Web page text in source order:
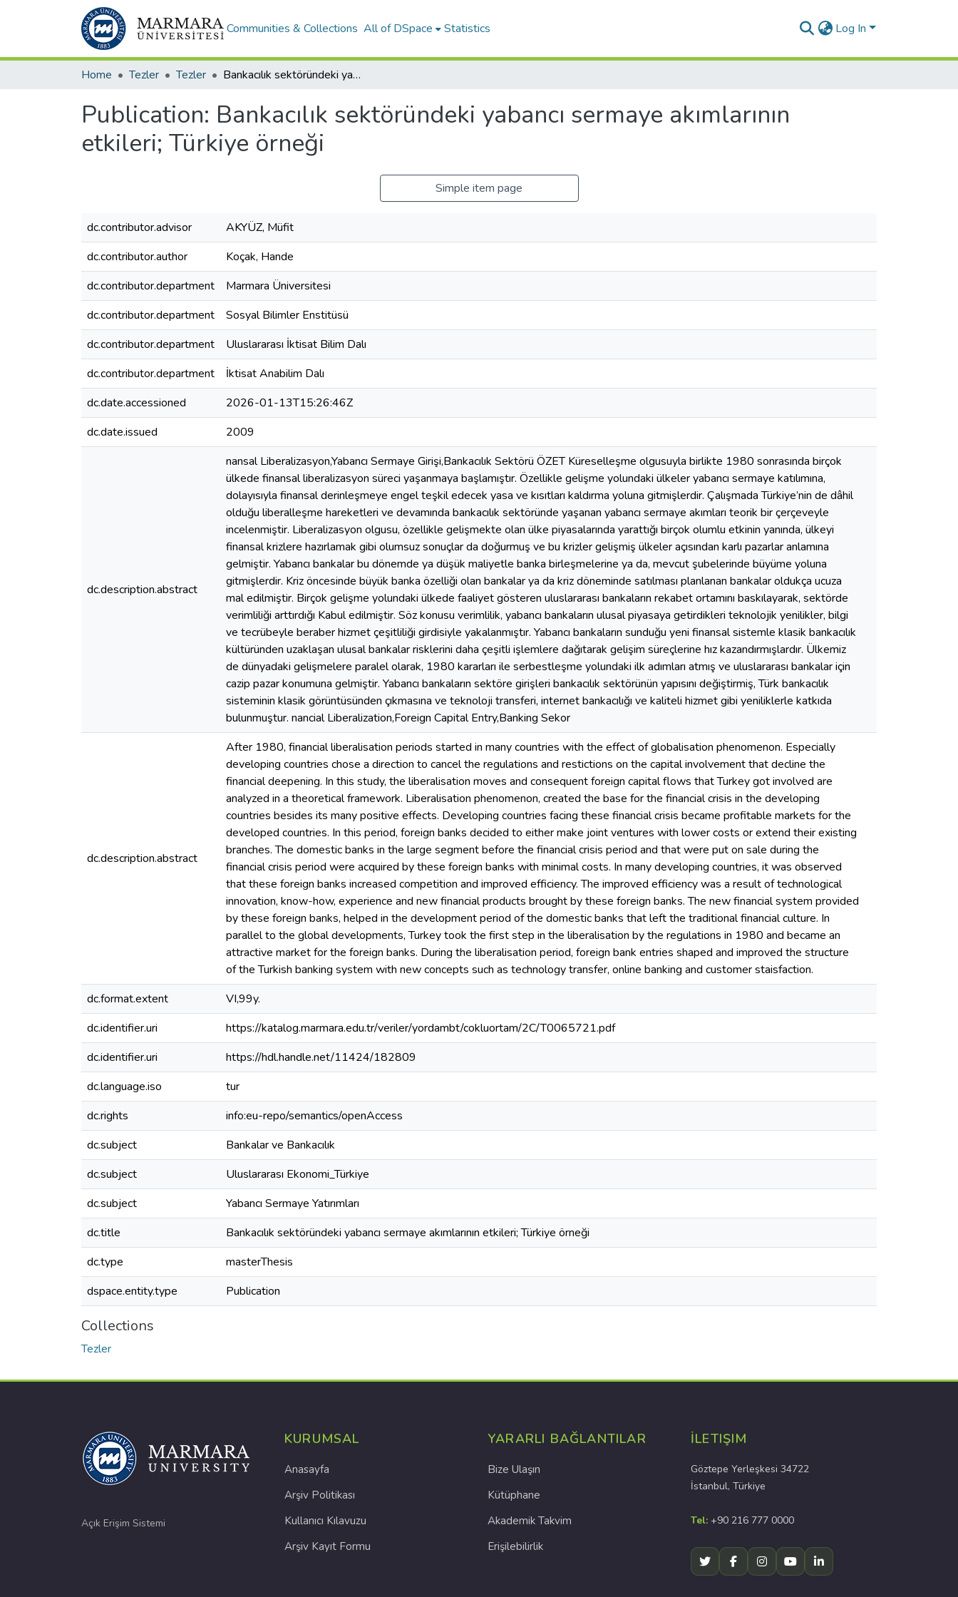
Communities & Collections All of DSpace Statistics Log In
Home Tezler Tezler Bankacılık sektöründeki yabancı sermaye akımlarının etkileri; Türkiye örneği
Publication: Bankacılık sektöründeki yabancı sermaye akımlarının
etkileri; Türkiye örneği
Simple item page
dc.contributor.advisor
AKYÜZ, Müfit
dc.contributor.author
Koçak, Hande
dc.contributor.department
Marmara Üniversitesi
dc.contributor.department
Sosyal Bilimler Enstitüsü
dc.contributor.department
Uluslararası İktisat Bilim Dalı
dc.contributor.department
İktisat Anabilim Dalı
dc.date.accessioned
2026-01-13T15:26:46Z
dc.date.issued
2009
dc.description.abstract
nansal Liberalizasyon,Yabancı Sermaye Girişi,Bankacılık Sektörü ÖZET Küreselleşme olgusuyla birlikte 1980 sonrasında birçok
ülkede finansal liberalizasyon süreci yaşanmaya başlamıştır. Özellikle gelişme yolundaki ülkeler yabancı sermaye katılımına,
dolayısıyla finansal derinleşmeye engel teşkil edecek yasa ve kısıtları kaldırma yoluna gitmişlerdir. Çalışmada Türkiye’nin de dâhil
olduğu liberalleşme hareketleri ve devamında bankacılık sektöründe yaşanan yabancı sermaye akımları teorik bir çerçeveyle
incelenmiştir. Liberalizasyon olgusu, özellikle gelişmekte olan ülke piyasalarında yarattığı birçok olumlu etkinin yanında, ülkeyi
finansal krizlere hazırlamak gibi olumsuz sonuçlar da doğurmuş ve bu krizler gelişmiş ülkeler açısından karlı pazarlar anlamına
gelmiştir. Yabancı bankalar bu dönemde ya düşük maliyetle banka birleşmelerine ya da, mevcut şubelerinde büyüme yoluna
gitmişlerdir. Kriz öncesinde büyük banka özelliği olan bankalar ya da kriz döneminde satılması planlanan bankalar oldukça ucuza
mal edilmiştir. Birçok gelişme yolundaki ülkede faaliyet gösteren uluslararası bankaların rekabet ortamını baskılayarak, sektörde
verimliliği arttırdığı Kabul edilmiştir. Söz konusu verimlilik, yabancı bankaların ulusal piyasaya getirdikleri teknolojik yenilikler, bilgi
ve tecrübeyle beraber hizmet çeşitliliği girdisiyle yakalanmıştır. Yabancı bankaların sunduğu yeni finansal sistemle klasik bankacılık
kültüründen uzaklaşan ulusal bankalar risklerini daha çeşitli işlemlere dağıtarak gelişim süreçlerine hız kazandırmışlardır. Ülkemiz
de dünyadaki gelişmelere paralel olarak, 1980 kararları ile serbestleşme yolundaki ilk adımları atmış ve uluslararası bankalar için
cazip pazar konumuna gelmiştir. Yabancı bankaların sektöre girişleri bankacılık sektörünün yapısını değiştirmiş, Türk bankacılık
sisteminin klasik görüntüsünden çıkmasına ve teknoloji transferi, internet bankacılığı ve kaliteli hizmet gibi yeniliklerle katkıda
bulunmuştur. nancial Liberalization,Foreign Capital Entry,Banking Sekor
dc.description.abstract
After 1980, financial liberalisation periods started in many countries with the effect of globalisation phenomenon. Especially
developing countries chose a direction to cancel the regulations and restictions on the capital involvement that decline the
financial deepening. In this study, the liberalisation moves and consequent foreign capital flows that Turkey got involved are
analyzed in a theoretical framework. Liberalisation phenomenon, created the base for the financial crisis in the developing
countries besides its many positive effects. Developing countries facing these financial crisis became profitable markets for the
developed countries. In this period, foreign banks decided to either make joint ventures with lower costs or extend their existing
branches. The domestic banks in the large segment before the financial crisis period and that were put on sale during the
financial crisis period were acquired by these foreign banks with minimal costs. In many developing countries, it was observed
that these foreign banks increased competition and improved efficiency. The improved efficiency was a result of technological
innovation, know-how, experience and new financial products brought by these foreign banks. The new financial system provided
by these foreign banks, helped in the development period of the domestic banks that left the traditional financial culture. In
parallel to the global developments, Turkey took the first step in the liberalisation by the regulations in 1980 and became an
attractive market for the foreign banks. During the liberalisation period, foreign bank entries shaped and improved the structure
of the Turkish banking system with new concepts such as technology transfer, online banking and customer staisfaction.
dc.format.extent
VI,99y.
dc.identifier.uri
https://katalog.marmara.edu.tr/veriler/yordambt/cokluortam/2C/T0065721.pdf
dc.identifier.uri
https://hdl.handle.net/11424/182809
dc.language.iso
tur
dc.rights
info:eu-repo/semantics/openAccess
dc.subject
Bankalar ve Bankacılık
dc.subject
Uluslararası Ekonomi_Türkiye
dc.subject
Yabancı Sermaye Yatırımları
dc.title
Bankacılık sektöründeki yabancı sermaye akımlarının etkileri; Türkiye örneği
dc.type
masterThesis
dspace.entity.type
Publication
Collections
Tezler
Açık Erişim Sistemi
KURUMSAL
Anasayfa
Arşiv Politikası
Kullanıcı Kılavuzu
Arşiv Kayıt Formu
YARARLI BAĞLANTILAR
Bize Ulaşın
Kütüphane
Akademik Takvim
Erişilebilirlik
İLETIŞIM
Göztepe Yerleşkesi 34722
İstanbul, Türkiye
Tel: +90 216 777 0000